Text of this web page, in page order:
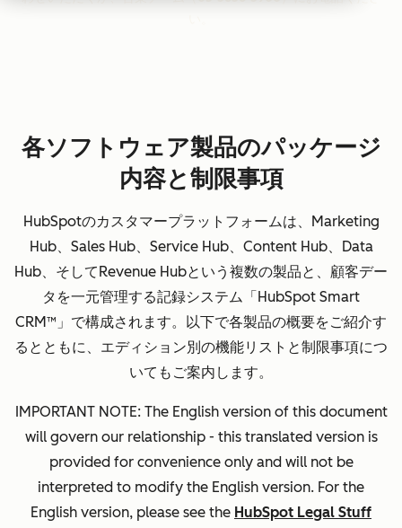
各ソフトウェア製品のパッケージ
内容と制限事項
HubSpotのカスタマープラットフォームは、Marketing
Hub、Sales Hub、Service Hub、Content Hub、Data
Hub、そしてRevenue Hubという複数の製品と、顧客デー
タを一元管理する記録システム「HubSpot Smart
CRM™」で構成されます。以下で各製品の概要をご紹介す
るとともに、エディション別の機能リストと制限事項につ
いてもご案内します。
IMPORTANT NOTE: The English version of this document
will govern our relationship - this translated version is
provided for convenience only and will not be
interpreted to modify the English version. For the
English version, please see the HubSpot Legal Stuff